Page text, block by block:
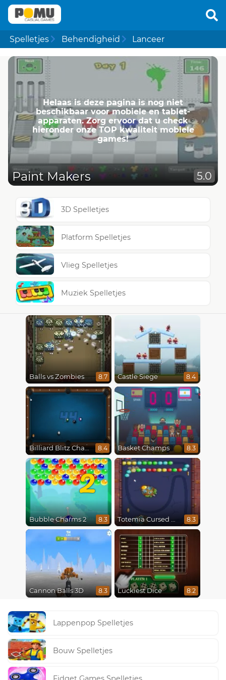
Spelletjes Behendigheid Lanceer
Helaas is deze pagina is nog niet
beschikbaar voor mobiele en tablet-
apparaten. Zorg ervoor dat u check
hieronder onze TOP kwaliteit mobiele
games!
Paint Makers 5.0
3D Spelletjes
Platform Spelletjes
Vlieg Spelletjes
Muziek Spelletjes
Balls vs Zombies 8.7 Castle Siege 8.4
Billiard Blitz Challenge 8.4 Basket Champs 8.3
2
Bubble Charms 2 8.3 Totemia Cursed Marbles 8.3
Cannon Balls 3D 8.3 Luckiest Dice 8.2
Lappenpop Spelletjes
Bouw Spelletjes